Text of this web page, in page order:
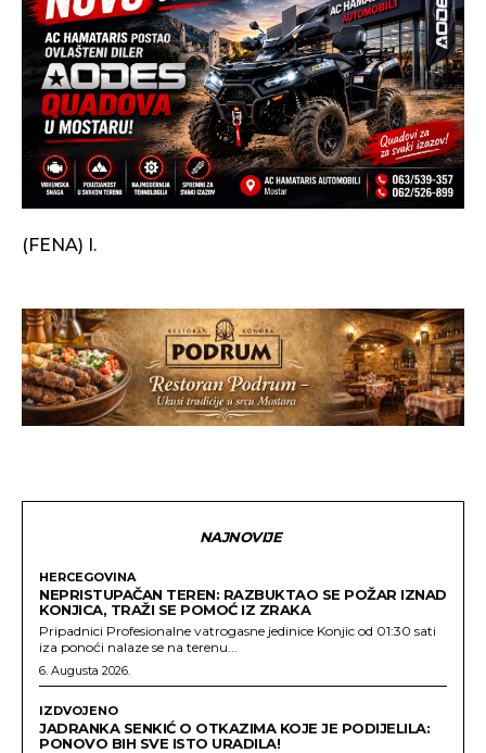
(FENA) I.
NAJNOVIJE
HERCEGOVINA
NEPRISTUPAČAN TEREN: RAZBUKTAO SE POŽAR IZNAD
KONJICA, TRAŽI SE POMOĆ IZ ZRAKA
Pripadnici Profesionalne vatrogasne jedinice Konjic od 01:30 sati
iza ponoći nalaze se na terenu...
6. Augusta 2026.
IZDVOJENO
JADRANKA SENKIĆ O OTKAZIMA KOJE JE PODIJELILA:
PONOVO BIH SVE ISTO URADILA!